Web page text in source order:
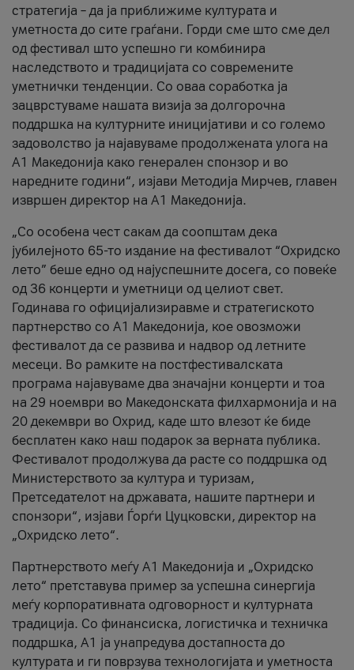
стратегија – да ја приближиме културата и
уметноста до сите граѓани. Горди сме што сме дел
од фестивал што успешно ги комбинира
наследството и традицијата со современите
уметнички тенденции. Со оваа соработка ја
зацврстуваме нашата визија за долгорочна
поддршка на културните иницијативи и со големо
задоволство ја најавуваме продолжената улога на
A1 Македонија како генерален спонзор и во
наредните години“, изјави Методија Мирчев, главен
извршен директор на A1 Македонија.
„Со особена чест сакам да соопштам дека
јубилејното 65-то издание на фестивалот “Охридско
лето” беше едно од најуспешните досега, со повеќе
од 36 концерти и уметници од целиот свет.
Годинава го официјализиравме и стратегиското
партнерство со А1 Македонија, кое овозможи
фестивалот да се развива и надвор од летните
месеци. Во рамките на постфестивалската
програма најавуваме два значајни концерти и тоа
на 29 ноември во Македонската филхармонија и на
20 декември во Охрид, каде што влезот ќе биде
бесплатен како наш подарок за верната публика.
Фестивалот продолжува да расте со поддршка од
Министерството за култура и туризам,
Претседателот на државата, нашите партнери и
спонзори“, изјави Ѓорѓи Цуцковски, директор на
„Охридско лето“.
Партнерството меѓу A1 Македонија и „Охридско
лето“ претставува пример за успешна синергија
меѓу корпоративната одговорност и културната
традиција. Со финансиска, логистичка и техничка
поддршка, A1 ја унапредува достапноста до
културата и ги поврзува технологијата и уметноста